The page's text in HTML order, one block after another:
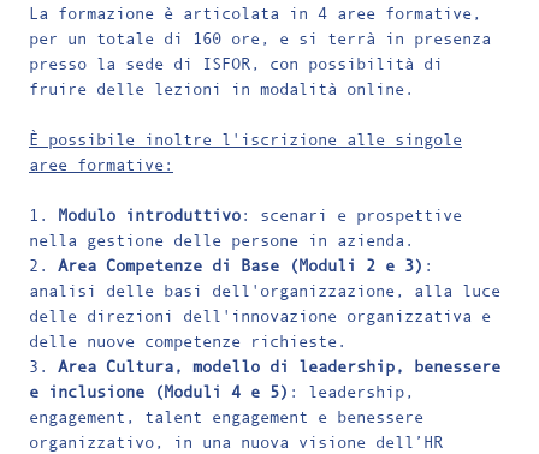
La formazione è articolata in 4 aree formative,
per un totale di 160 ore, e si terrà in presenza
presso la sede di ISFOR, con possibilità di
fruire delle lezioni in modalità online.
È possibile inoltre l'iscrizione alle singole
aree formative:
1. Modulo introduttivo: scenari e prospettive
nella gestione delle persone in azienda.
2. Area Competenze di Base (Moduli 2 e 3) :
analisi delle basi dell'organizzazione, alla luce
delle direzioni dell'innovazione organizzativa e
delle nuove competenze richieste.
3. Area Cultura, modello di leadership, benessere
e inclusione (Moduli 4 e 5) : leadership,
engagement, talent engagement e benessere
organizzativo, in una nuova visione dell’HR